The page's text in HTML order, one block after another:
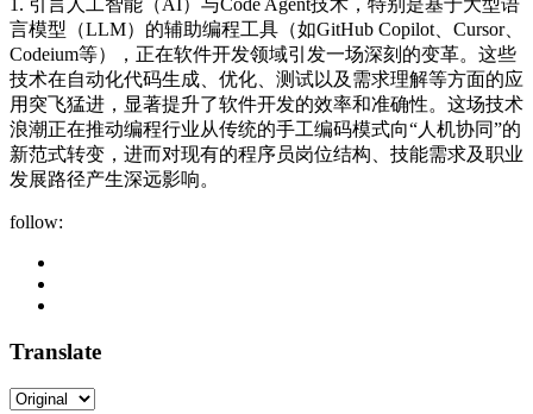
1. 引言人工智能（AI）与Code Agent技术，特别是基于大型语
言模型（LLM）的辅助编程工具（如GitHub Copilot、Cursor、
Codeium等），正在软件开发领域引发一场深刻的变革。这些
技术在自动化代码生成、优化、测试以及需求理解等方面的应
用突飞猛进，显著提升了软件开发的效率和准确性。这场技术
浪潮正在推动编程行业从传统的手工编码模式向“人机协同”的
新范式转变，进而对现有的程序员岗位结构、技能需求及职业
发展路径产生深远影响。
follow:
Translate